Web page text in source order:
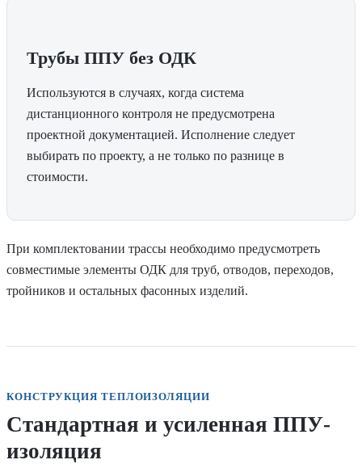
Трубы ППУ без ОДК
Используются в случаях, когда система
дистанционного контроля не предусмотрена
проектной документацией. Исполнение следует
выбирать по проекту, а не только по разнице в
стоимости.
При комплектовании трассы необходимо предусмотреть
совместимые элементы ОДК для труб, отводов, переходов,
тройников и остальных фасонных изделий.
КОНСТРУКЦИЯ ТЕПЛОИЗОЛЯЦИИ
Стандартная и усиленная ППУ-
изоляция